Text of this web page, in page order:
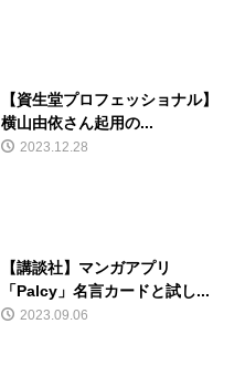
【資生堂プロフェッショナル】
横山由依さん起用の...
2023.12.28
【講談社】マンガアプリ
「Palcy」名言カードと試し...
2023.09.06